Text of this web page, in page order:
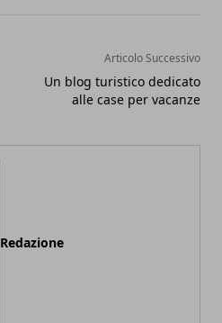
Articolo Successivo
Un blog turistico dedicato
alle case per vacanze
Redazione